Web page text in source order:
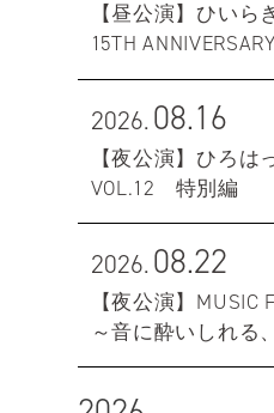
【昼公演】ひい
15TH
2026.08.16
【夜公演】ひろ
VOL.12 特別編
2026.08.22
【夜公演】MUSIC
～音に酔いしれる